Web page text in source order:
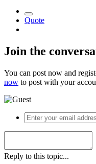
Quote
Join the
You can post now and
now to post with your
Reply to this topic...